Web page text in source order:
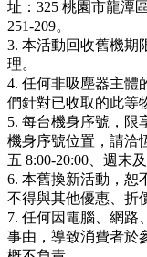
址：325 桃園市龍潭
251-209。
3. 本活動回收舊機期
理。
4. 任何非吸塵器主體
們針對已收取的此等
5. 每台機身序號，限
機身序號位置，請洽
五 8:00-20:00、週末
6. 本舊換新活動，恕
不得與其他優惠、折
7. 任何因電腦、網路
事由，導致消費者於